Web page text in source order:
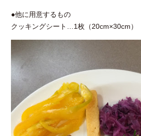
●他に用意するもの
クッキングシート…1枚（20cm×30cm）